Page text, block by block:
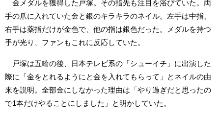
金メダルを獲得した戸塚。その指先も注目を浴びていた。両
手の爪に入れていた金と銀のキラキラのネイル。左手は中指、
右手は薬指だけが金色で、他の指は銀色だった。メダルを持つ
手が光り、ファンもこれに反応していた。
戸塚は五輪の後、日本テレビ系の「シューイチ」に出演した
際に「金をとれるようにと金を入れてもらって」とネイルの由
来を説明。全部金にしなかった理由は「やり過ぎだと思ったの
で1本だけやることにしました」と明かしていた。